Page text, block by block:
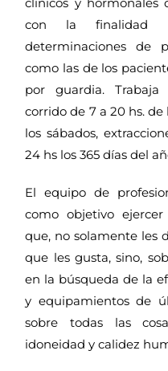
con la finalidad
determinaciones de
como las de los
por guardia.
corrido de 7 a 20 hs. de
los sábados,
24 hs los 365 días del
El equipo de
como objetivo
que, no solamente les
que les gusta, sino,
en la búsqueda de la
y equipamientos de
sobre todas las
idoneidad y calidez